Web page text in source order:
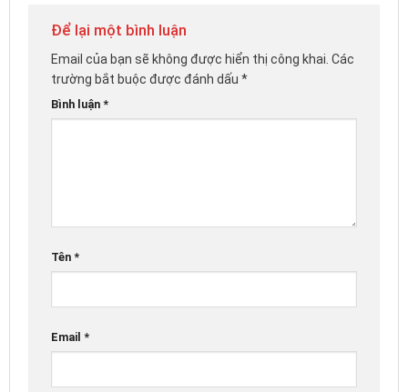
Để lại một bình luận
Email của bạn sẽ không được hiển thị công khai. Các
trường bắt buộc được đánh dấu *
Bình luận *
Tên *
Email *